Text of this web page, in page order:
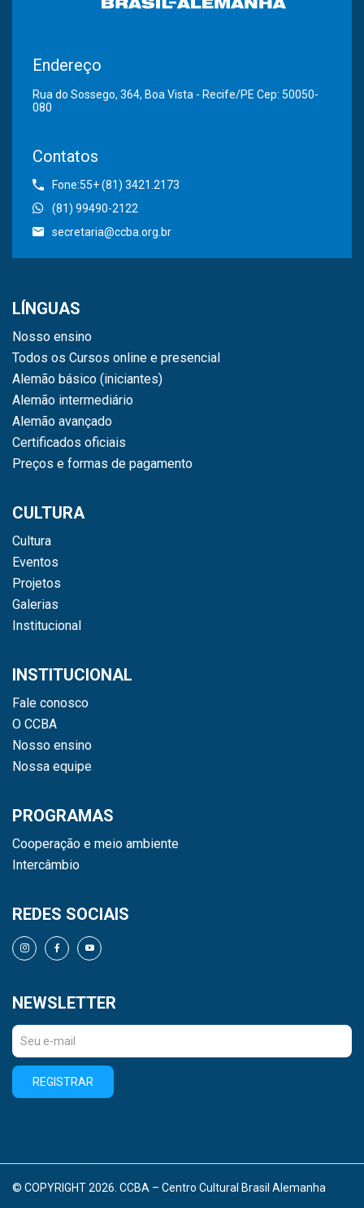
Endereço
Rua do Sossego, 364, Boa Vista - Recife/PE Cep: 50050-
080
Contatos
Fone:55+ (81) 3421.2173
(81) 99490-2122
secretaria@ccba.org.br
LÍNGUAS
Nosso ensino
Todos os Cursos online e presencial
Alemão básico (iniciantes)
Alemão intermediário
Alemão avançado
Certificados oficiais
Preços e formas de pagamento
CULTURA
Cultura
Eventos
Projetos
Galerias
Institucional
INSTITUCIONAL
Fale conosco
O CCBA
Nosso ensino
Nossa equipe
PROGRAMAS
Cooperação e meio ambiente
Intercâmbio
REDES SOCIAIS
NEWSLETTER
REGISTRAR
© COPYRIGHT 2026. CCBA – Centro Cultural Brasil Alemanha